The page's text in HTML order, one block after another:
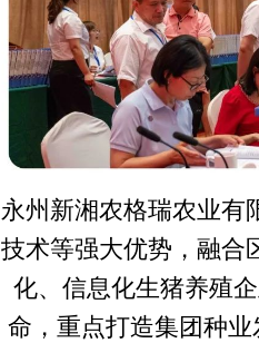
永州新湘农格瑞农业有
技术等强大优势，融合
化、信息化生猪养殖
命，重点打造集团种